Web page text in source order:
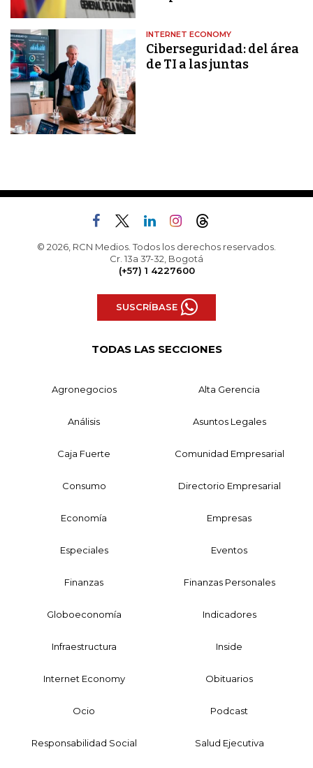
INTERNET ECONOMY
Ciberseguridad: del área
de TI a las juntas
© 2026, RCN Medios. Todos los derechos reservados.
Cr. 13a 37-32, Bogotá
(+57) 1 4227600
SUSCRÍBASE
TODAS LAS SECCIONES
Agronegocios Alta Gerencia
Análisis Asuntos Legales
Caja Fuerte Comunidad Empresarial
Consumo Directorio Empresarial
Economía Empresas
Especiales Eventos
Finanzas Finanzas Personales
Globoeconomía Indicadores
Infraestructura Inside
Internet Economy Obituarios
Ocio Podcast
Responsabilidad Social Salud Ejecutiva